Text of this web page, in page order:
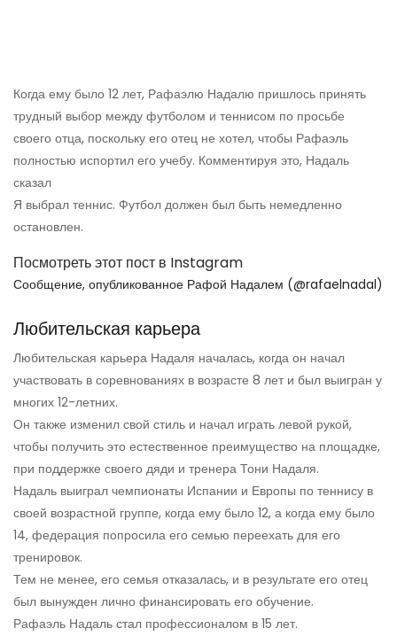
Когда ему было 12 лет, Рафаэлю Надалю пришлось принять
трудный выбор между футболом и теннисом по просьбе
своего отца, поскольку его отец не хотел, чтобы Рафаэль
полностью испортил его учебу. Комментируя это, Надаль
сказал
Я выбрал теннис. Футбол должен был быть немедленно
остановлен.
Посмотреть этот пост в Instagram
Сообщение, опубликованное Рафой Надалем (@rafaelnadal)
Любительская карьера
Любительская карьера Надаля началась, когда он начал
участвовать в соревнованиях в возрасте 8 лет и был выигран у
многих 12-летних.
Он также изменил свой стиль и начал играть левой рукой,
чтобы получить это естественное преимущество на площадке,
при поддержке своего дяди и тренера Тони Надаля.
Надаль выиграл чемпионаты Испании и Европы по теннису в
своей возрастной группе, когда ему было 12, а когда ему было
14, федерация попросила его семью переехать для его
тренировок.
Тем не менее, его семья отказалась, и в результате его отец
был вынужден лично финансировать его обучение.
Рафаэль Надаль стал профессионалом в 15 лет.